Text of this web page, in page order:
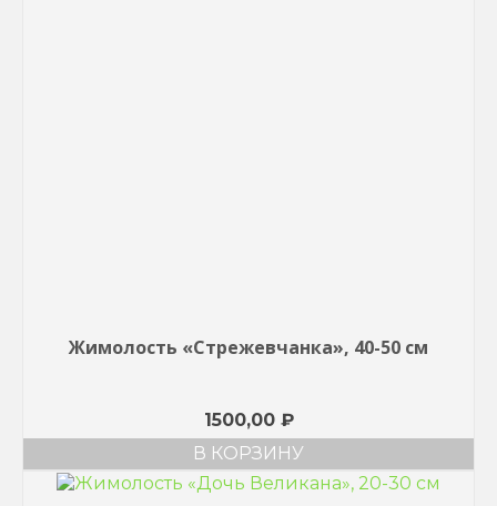
Жимолость «Стрежевчанка», 40-50 см
1500,00 ₽
В КОРЗИНУ